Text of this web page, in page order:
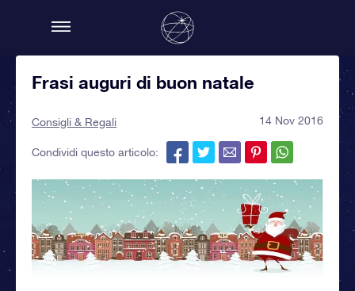
Frasi auguri di buon natale
Consigli & Regali 14 Nov 2016
Condividi questo articolo: